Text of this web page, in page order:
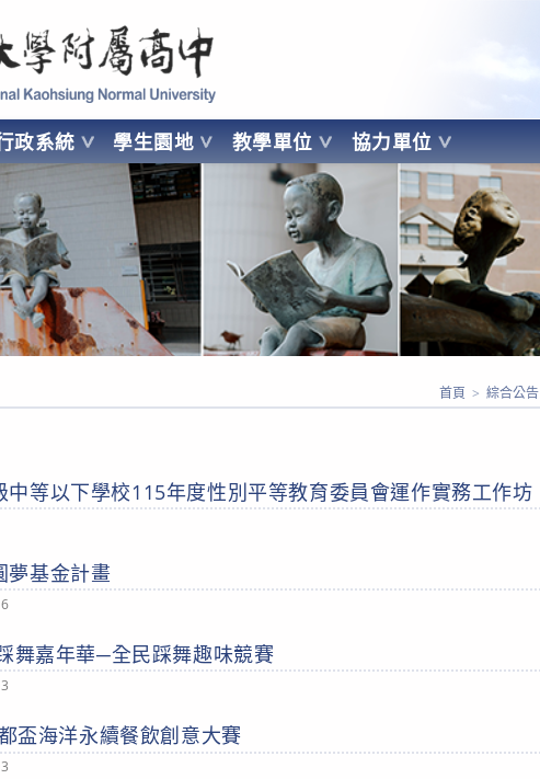
Kaohsiung Normal University
政系統 學生園地 教學單位 協力單位
NORMAL UNIVERSITY
首頁 > 綜合公告
中等以下學校115年度性別平等教育委員會運作實務工作坊
夢基金計畫
舞嘉年華─全民踩舞趣味競賽
盃海洋永續餐飲創意大賽